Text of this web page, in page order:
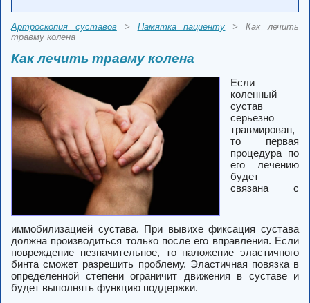
Артроскопия суставов> Памятка пациенту > Как лечить
травму колена
Как лечить травму колена
Если
коленный
сустав
серьезно
травмирован,
то первая
процедура по
его лечению
будет
связана с
иммобилизацией сустава. При вывихе фиксация сустава
должна производиться только после его вправления. Если
повреждение незначительное, то наложение эластичного
бинта сможет разрешить проблему. Эластичная повязка в
определенной степени ограничит движения в суставе и
будет выполнять функцию поддержки.